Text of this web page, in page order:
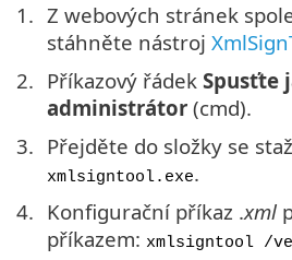
Z webových stránek
stáhněte nástroj
Příkazový řádek Spusťte
administrátor (cmd).
Přejděte do složky se
xmlsigntool.exe.
Konfigurační příkaz .xml
příkazem: xmlsigntool /